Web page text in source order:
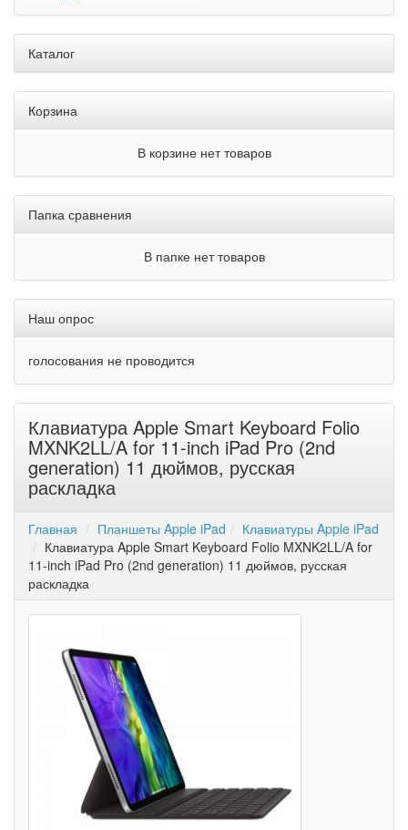
Каталог
Корзина
В корзине нет товаров
Папка сравнения
В папке нет товаров
Наш опрос
голосования не проводится
Клавиатура Apple Smart Keyboard Folio
MXNK2LL/A for 11-inch iPad Pro (2nd
generation) 11 дюймов, русская
раскладка
Главная Планшеты Apple iPad
Клавиатуры Apple iPad
Клавиатура Apple Smart Keyboard Folio MXNK2LL/A for
11-inch iPad Pro (2nd generation) 11 дюймов, русская
раскладка